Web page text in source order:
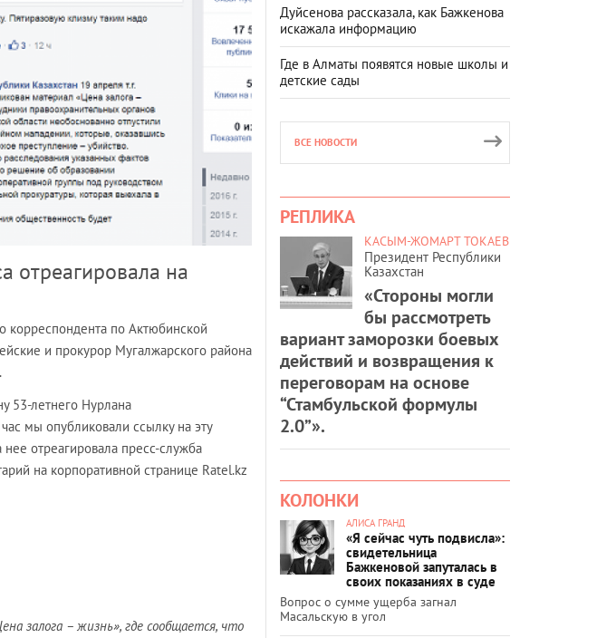
отреагировала на
корреспондента по Актюбинской
и прокурор Мугалжарского района
53-летнего Нурлана
мы опубликовали ссылку на эту
отреагировала пресс-служба
на корпоративной странице Ratel.kz
залога – жизнь», где сообщается, что
Дуйсенова рассказала, как Бажкенова
искажала информацию
Где в Алматы появятся новые школы и
детские сады
ВСЕ НОВОСТИ
РЕПЛИКА
КАСЫМ-ЖОМАРТ ТОКАЕВ
Президент Республики
Казахстан
«Стороны могли
бы рассмотреть
вариант заморозки боевых
действий и возвращения к
переговорам на основе
“Стамбульской формулы
2.0”».
КОЛОНКИ
АЛИСА ГРАНД
«Я сейчас чуть подвисла»:
свидетельница
Бажкеновой запуталась в
своих показаниях в суде
Вопрос о сумме ущерба загнал
Масальскую в угол